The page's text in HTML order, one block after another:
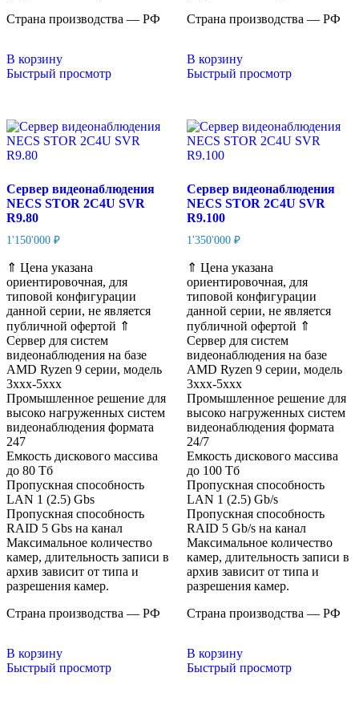
Страна производства — РФ
В корзину
Быстрый просмотр
Страна производства — РФ
В корзину
Быстрый просмотр
Сервер видеонаблюдения
NECS STOR 2C4U SVR
R9.80
1'150'000 ₽
⇑ Цена указана
ориентировочная, для
типовой конфигурации
данной серии, не является
публичной офертой ⇑
Сервер для систем
видеонаблюдения на базе
AMD Ryzen 9 серии, модель
3xxx-5xxx
Промышленное решение для
высоко нагруженных систем
видеонаблюдения формата
247
Емкость дискового массива
до 80 Тб
Пропускная способность
LAN 1 (2.5) Gbs
Пропускная способность
RAID 5 Gbs на канал
Максимальное количество
камер, длительность записи в
архив зависит от типа и
разрешения камер.
Страна производства — РФ
В корзину
Быстрый просмотр
Сервер видеонаблюдения
NECS STOR 2C4U SVR
R9.100
1'350'000 ₽
⇑ Цена указана
ориентировочная, для
типовой конфигурации
данной серии, не является
публичной офертой ⇑
Сервер для систем
видеонаблюдения на базе
AMD Ryzen 9 серии, модель
3xxx-5xxx
Промышленное решение для
высоко нагруженных систем
видеонаблюдения формата
24/7
Емкость дискового массива
до 100 Тб
Пропускная способность
LAN 1 (2.5) Gb/s
Пропускная способность
RAID 5 Gb/s на канал
Максимальное количество
камер, длительность записи в
архив зависит от типа и
разрешения камер.
Страна производства — РФ
В корзину
Быстрый просмотр